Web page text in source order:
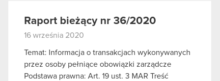
Raport bieżący nr 36/2020
16 września 2020
Temat: Informacja o transakcjach wykonywanych
przez osoby pełniące obowiązki zarządcze
Podstawa prawna: Art. 19 ust. 3 MAR Treść